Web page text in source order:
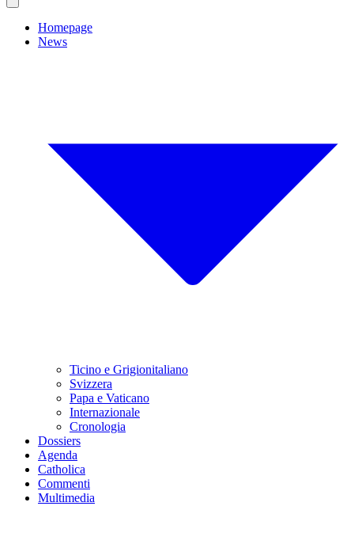
Homepage
News
Ticino e Grigionitaliano
Svizzera
Papa e Vaticano
Internazionale
Cronologia
Dossiers
Agenda
Catholica
Commenti
Multimedia